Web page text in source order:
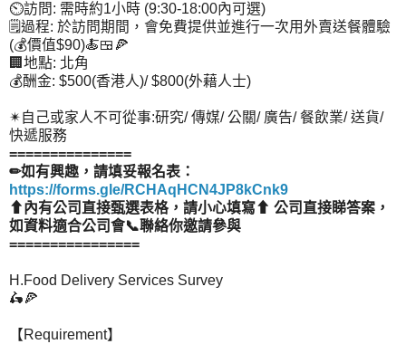
⏲訪問: 需時約1小時 (9:30-18:00內可選)
🗒過程: 於訪問期間，會免費提供並進行一次用外賣送餐體驗
(💰價值$90)🍝🍱🍕
🏢地點: 北角
💰酬金: $500(香港人)/ $800(外藉人士)
✴自己或家人不可從事:研究/ 傳媒/ 公關/ 廣告/ 餐飲業/ 送貨/
快遞服務
===============
✏如有興趣，請填妥報名表：
https://forms.gle/RCHAqHCN4JP8kCnk9
⬆內有公司直接甄選表格，請小心填寫⬆ 公司直接睇答案，
如資料適合公司會📞聯絡你邀請參與
================
H.Food Delivery Services Survey
🛵🍕
【Requirement】